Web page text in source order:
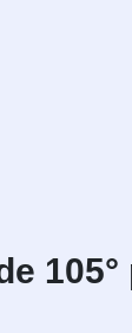
105°